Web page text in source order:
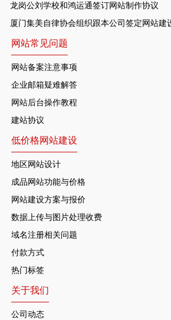
龙岗公刘学校和鸿运通签订网站制作协议
厦门集美自律协会组织跟本公司签定网站建
网站常见问题
网站备案注意事项
企业邮箱疑难解答
网站后台操作教程
建站协议
低价格网站建设
地区网站设计
成品网站功能与价格
网站建设方案与报价
数据上传与图片处理收费
域名注册相关问题
付款方式
热门标签
关于我们
公司动态